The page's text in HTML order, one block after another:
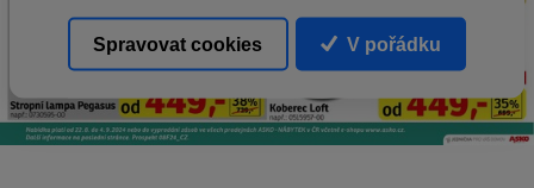
Spravovat cookies V pořádku